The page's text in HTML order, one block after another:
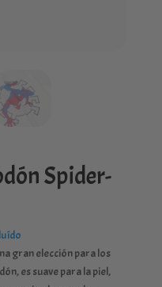
Spider-
gran elección para los
es suave para la piel,